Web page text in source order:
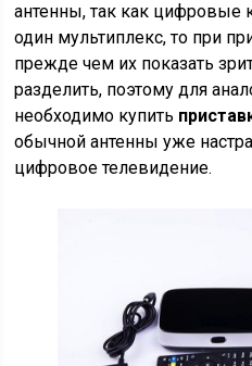
антенны, так как цифровые
один мультиплекс, то при
прежде чем их показать
разделить, поэтому для
необходимо купить
обычной антенны уже
цифровое телевидение.